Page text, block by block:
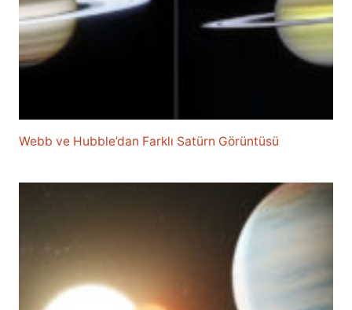
Webb ve Hubble’dan Farklı Satürn Görüntüsü